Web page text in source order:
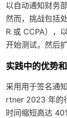
以自动通知财务
然而，挑战包括
R 或 CCPA），
开始测试，然后
实践中的优势
采用用于签名通
rtner 2023 年的
时间缩短高达